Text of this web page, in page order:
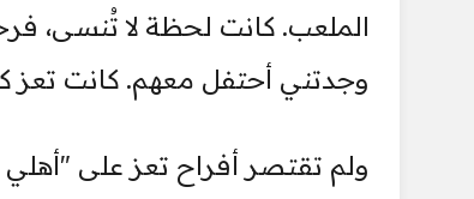
الملعب. كانت لحظة لا تُنسى،
وجدتني أحتفل معهم. كانت تعز
ولم تقتصر أفراح تعز على "أهلي